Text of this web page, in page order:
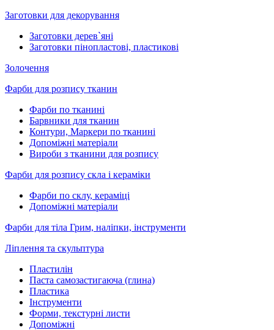
Заготовки для декорування
Заготовки дерев`яні
Заготовки пінопластові, пластикові
Золочення
Фарби для розпису тканин
Фарби по тканині
Барвники для тканин
Контури, Маркери по тканині
Допоміжні матеріали
Вироби з тканини для розпису
Фарби для розпису скла і кераміки
Фарби по склу, кераміці
Допоміжні матеріали
Фарби для тіла Грим, наліпки, інструменти
Ліплення та скульптура
Пластилін
Паста самозастигаюча (глина)
Пластика
Інструменти
Форми, текстурні листи
Допоміжні